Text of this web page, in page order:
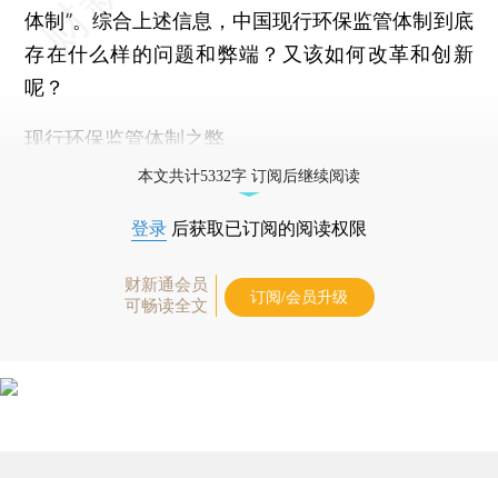
体制”。综合上述信息，中国现行环保监管体制到底
存在什么样的问题和弊端？又该如何改革和创新
呢？
现行环保监管体制之弊
本文共计5332字 订阅后继续阅读
登录 后获取已订阅的阅读权限
财新通会员
可畅读全文
订阅/会员升级